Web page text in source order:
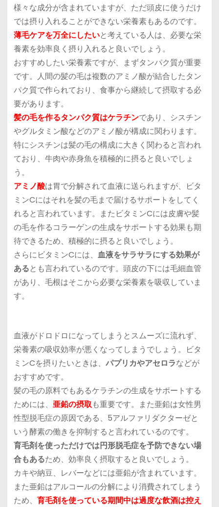
様々な成分が含まれていますが、ただ頭皮に使うだけ
では摂り入れることができない栄養素もあるのです。
薄毛ケアを万全にしたいと考えている人は、必要な栄
養素を効率良く摂り入れると良いでしょう。
おすすめしたい栄養素ですが、まずタンパク質が重要
です。人間の髪の毛は複数のアミノ酸が結合したタン
パク質で作られており、食事から継続して摂取する必
要があります。
髪の毛を作るタンパク質はケラチンであり、シスチン
やグルタミン酸などのアミノ酸が構成に関わります。
特にシスチンは髪の毛の構成に大きく関わると言われ
ており、牛肉や赤身魚を積極的に摂ると良いでしょ
う。
アミノ酸は胃で分解されて血液に送られますが、ビタ
ミンCにはそれを髪の毛まで届けるサポートをしてく
れると言われています。またビタミンCには皮膚や髪
の毛を作るコラーゲンの生成をサポートする効果も期
待できるため、積極的に摂ると良いでしょう。
さらにビタミンCには、 血液をサラサラにする効果が
あるとも言われているのです。頭皮の下には毛細血管
があり、毛根はそこから必要な栄養素を吸収していま
す。
血液がドロドロになってしまうとスムーズに流れず、
栄養素の吸収効率が悪くなってしまうでしょう。ビタ
ミンCを摂りたいときは、 パプリカやアセロラなどが
おすすめです。
髪の毛の原料でもあるケラチンの生成をサポートする
ためには、 亜鉛の摂取も重要です。また亜鉛は女性男
性型脱毛症の原因である、5アルファリダクターゼと
いう酵素の働きを抑制すると言われているのです。
育毛剤を使っただけでは円形脱毛症を予防できない場
合もあるため、効率良く摂取すると良いでしょう。
カキや納豆、レバーなどには亜鉛が含まれています。
また亜鉛はアルコールの分解により消費されてしまう
ため、 育毛剤を使っている期間中は過度な飲酒は控え